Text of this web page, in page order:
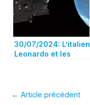
30/07/2024: L’italien
Leonardo et les
une alliance dans le
← Article précédent